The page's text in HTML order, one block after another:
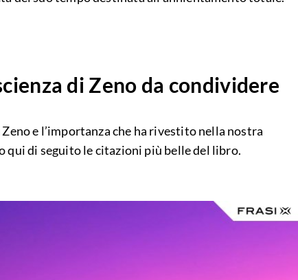
di Zeno da condividere
e l’importanza che ha rivestito nella nostra
qui di seguito le citazioni più belle del libro.